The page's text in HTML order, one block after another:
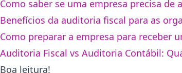
Como saber se uma empresa precisa de
Benefícios da auditoria fiscal para as
Como preparar a empresa para receber
Auditoria Fiscal vs Auditoria Contábil:
Boa leitura!